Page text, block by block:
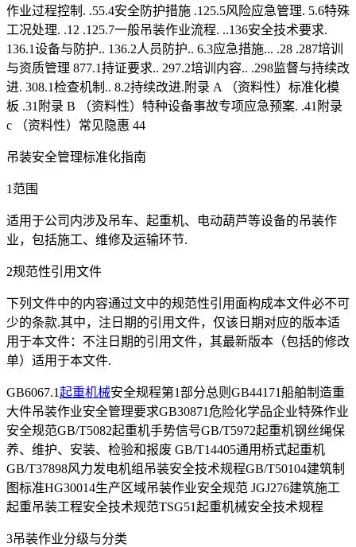
作业过程控制. .55.4安全防护措施 .125.5风险应急管理. 5.6特殊
工况处理. .12 .125.7一般吊装作业流程. ..136安全技术要求.
136.1设备与防护.. 136.2人员防护.. 6.3应急措施... .28 .287培训
与资质管理 877.1持证要求.. 297.2培训内容.. .298监督与持续改
进. 308.1检查机制.. 8.2持续改进.附录 A （资料性）标准化模
板 .31附录 B （资料性）特种设备事故专项应急预案. .41附录
c （资料性）常见隐惠 44
吊装安全管理标准化指南
1范围
适用于公司内涉及吊车、起重机、电动葫芦等设备的吊装作
业，包括施工、维修及运输环节.
2规范性引用文件
下列文件中的内容通过文中的规范性引用面构成本文件必不可
少的条款.其中，注日期的引用文件，仅该日期对应的版本适
用于本文件：不注日期的引用文件，其最新版本（包括的修改
单）适用于本文件.
GB6067.1起重机械安全规程第1部分总则GB44171船舶制造重
大件吊装作业安全管理要求GB30871危险化学品企业特殊作业
安全规范GB/T5082起重机手势信号GB/T5972起重机钢丝绳保
养、维护、安装、检验和报废 GB/T14405通用桥式起重机
GB/T37898风力发电机组吊装安全技术规程GB/T50104建筑制
图标准HG30014生产区域吊装作业安全规范 JGJ276建筑施工
起重吊装工程安全技术规范TSG51起重机械安全技术规程
3吊装作业分级与分类